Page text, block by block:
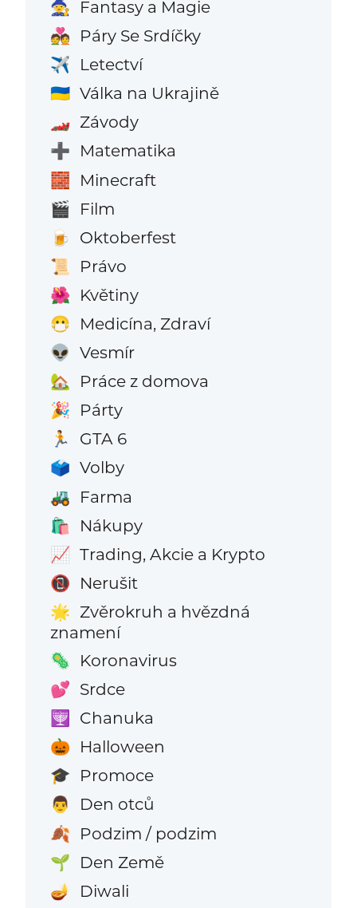
🧙 Fantasy a Magie
💑 Páry Se Srdíčky
✈️ Letectví
🇺🇦 Válka na Ukrajině
🏎️ Závody
➕ Matematika
🧱 Minecraft
🎬 Film
🍺 Oktoberfest
📜 Právo
🌺 Květiny
😷 Medicína, Zdraví
👽 Vesmír
🏡 Práce z domova
🎉 Párty
🏃 GTA 6
🗳️ Volby
🚜 Farma
🛍️ Nákupy
📈 Trading, Akcie a Krypto
📵 Nerušit
🌟 Zvěrokruh a hvězdná
znamení
🦠 Koronavirus
💕 Srdce
🕎 Chanuka
🎃 Halloween
🎓 Promoce
👨 Den otců
🍂 Podzim / podzim
🌱 Den Země
🪔 Diwali